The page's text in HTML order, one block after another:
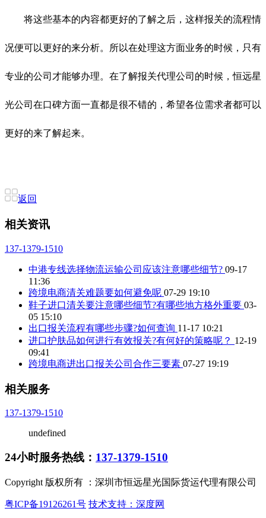
将这些基本的内容都更好的了解之后，这样报关的流程情
况便可以更好的来分析。所以在处理这方面业务的时候，只有
专业的公司才能够办理。在了解报关代理公司的时候，恒远星
光公司在口碑方面一直都是很不错的，希望各位需求者都可以
更好的来了解起来。
返回
相关资讯
137-1379-1510
中港专线选择物流运输公司应该注意哪些细节? 09-17
11:36
跨境电商清关难题要如何避免呢 07-29 19:10
鞋子进口清关要注意哪些细节?有哪些地方格外重要 03-
05 15:10
出口报关流程有哪些步骤?如何查询 11-17 10:21
进口护肤品如何进行有效报关?有何好的策略呢？ 12-19
09:41
跨境电商进出口报关公司合作三要素 07-27 19:19
相关服务
137-1379-1510
undefined
24小时服务热线： 137-1379-1510
Copyright 版权所有 ：深圳市恒远星光国际货运代理有限公司
粤ICP备19126261号 技术支持：深度网